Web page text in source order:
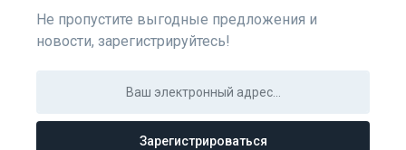
Не пропустите выгодные предложения и
новости, зарегистрируйтесь!
Зарегистрироваться